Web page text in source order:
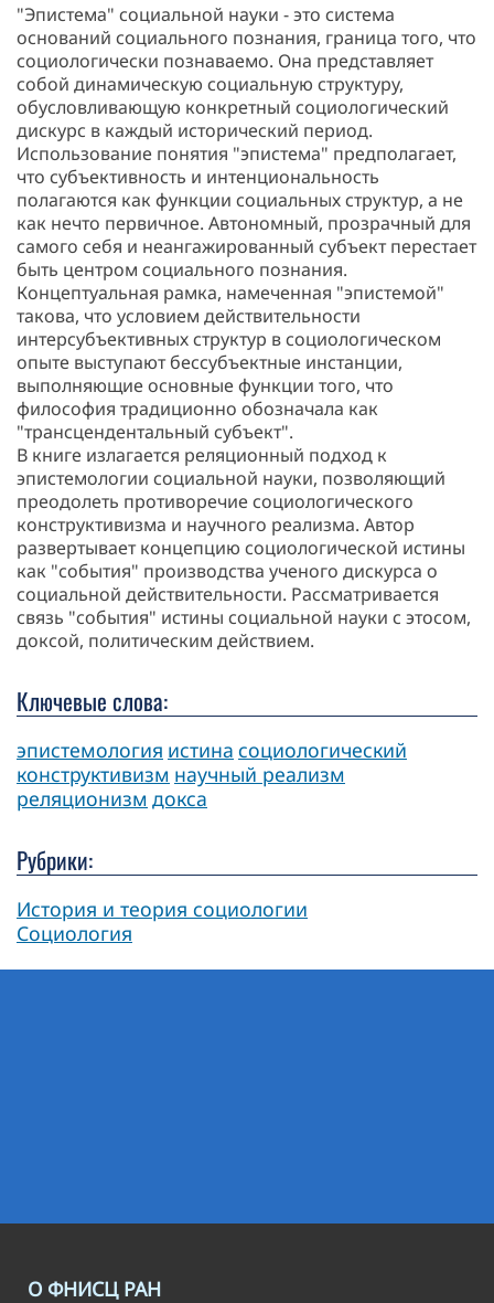
"Эпистема" социальной науки - это система
оснований социального познания, граница того, что
социологически познаваемо. Она представляет
собой динамическую социальную структуру,
обусловливающую конкретный социологический
дискурс в каждый исторический период.
Использование понятия "эпистема" предполагает,
что субъективность и интенциональность
полагаются как функции социальных структур, а не
как нечто первичное. Автономный, прозрачный для
самого себя и неангажированный субъект перестает
быть центром социального познания.
Концептуальная рамка, намеченная "эпистемой"
такова, что условием действительности
интерсубъективных структур в социологическом
опыте выступают бессубъектные инстанции,
выполняющие основные функции того, что
философия традиционно обозначала как
"трансцендентальный субъект".
В книге излагается реляционный подход к
эпистемологии социальной науки, позволяющий
преодолеть противоречие социологического
конструктивизма и научного реализма. Автор
развертывает концепцию социологической истины
как "события" производства ученого дискурса о
социальной действительности. Рассматривается
связь "события" истины социальной науки с этосом,
доксой, политическим действием.
Ключевые слова:
эпистемология истина социологический
конструктивизм научный реализм
реляционизм докса
Рубрики:
История и теория социологии
Социология
О ФНИСЦ РАН